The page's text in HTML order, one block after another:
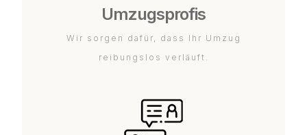
Umzugsprofis
Wir sorgen dafür, dass Ihr Umzug
reibungslos verläuft.